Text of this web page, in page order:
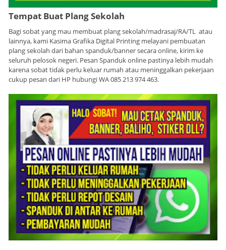
Tempat Buat Plang Sekolah
Bagi sobat yang mau membuat plang sekolah/madrasaj/RA/TL atau
lainnya, kami Kasima Grafika Digital Printing melayani pembuatan
plang sekolah dari bahan spanduk/banner secara online, kirim ke
seluruh pelosok negeri. Pesan Spanduk online pastinya lebih mudah
karena sobat tidak perlu keluar rumah atau meninggalkan pekerjaan
cukup pesan dari HP hubungi WA 085 213 974 463.